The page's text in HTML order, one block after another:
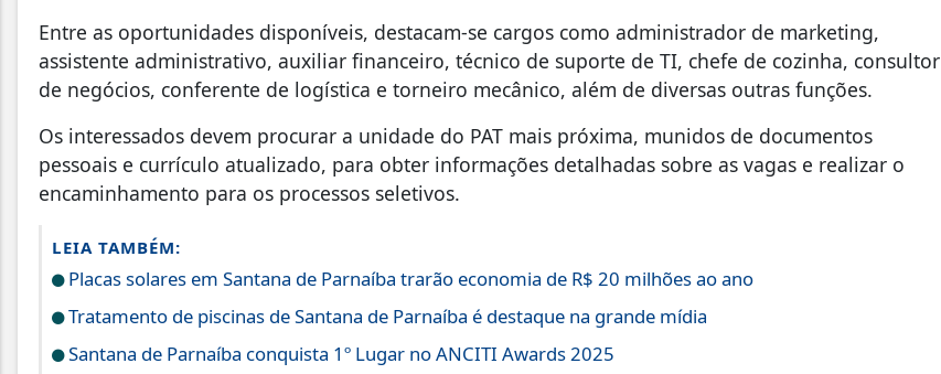
Entre as oportunidades disponíveis, destacam-se cargos como administrador de marketing,
assistente administrativo, auxiliar financeiro, técnico de suporte de TI, chefe de cozinha, consultor
de negócios, conferente de logística e torneiro mecânico, além de diversas outras funções.
Os interessados devem procurar a unidade do PAT mais próxima, munidos de documentos
pessoais e currículo atualizado, para obter informações detalhadas sobre as vagas e realizar o
encaminhamento para os processos seletivos.
LEIA TAMBÉM:
Placas solares em Santana de Parnaíba trarão economia de R$ 20 milhões ao ano
Tratamento de piscinas de Santana de Parnaíba é destaque na grande mídia
Santana de Parnaíba conquista 1º Lugar no ANCITI Awards 2025